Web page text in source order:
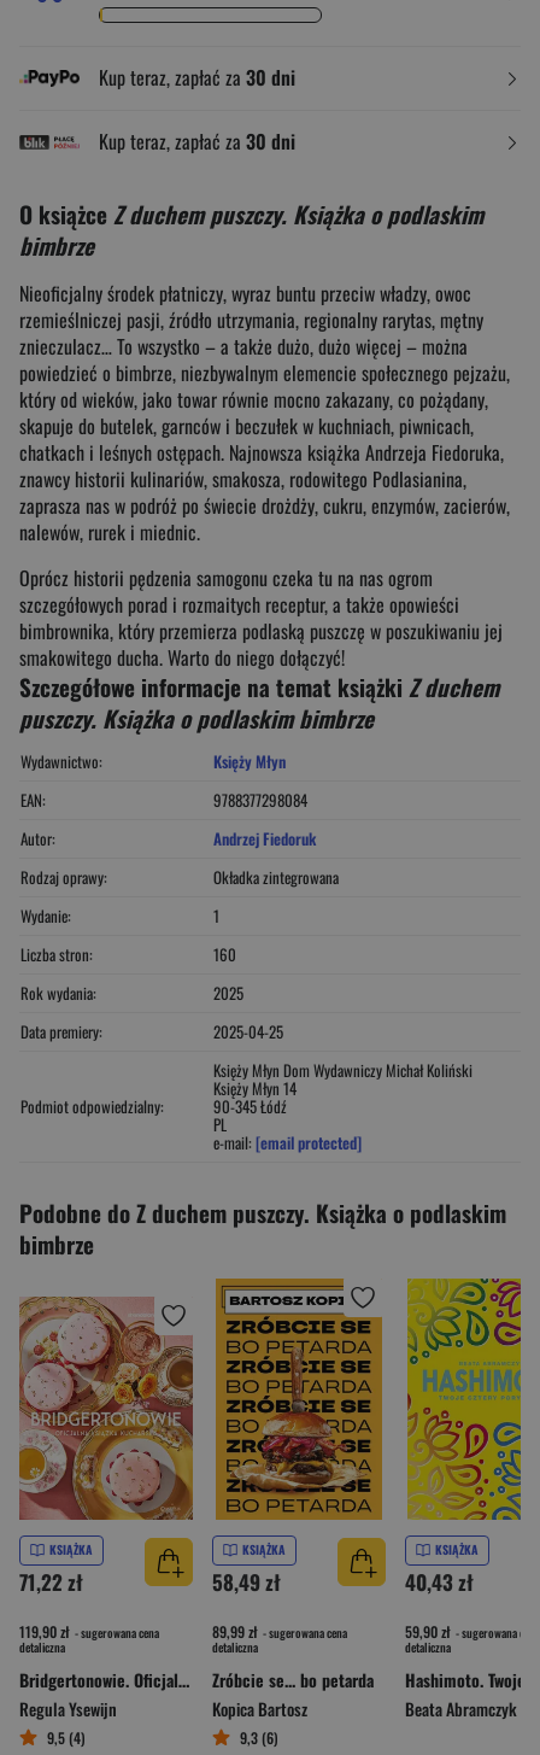
Kup teraz, zapłać za 30 dni
Kup teraz, zapłać za 30 dni
O książce Z duchem puszczy. Książka o podlaskim
bimbrze
Nieoficjalny środek płatniczy, wyraz buntu przeciw władzy, owoc
rzemieślniczej pasji, źródło utrzymania, regionalny rarytas, mętny
znieczulacz… To wszystko – a także dużo, dużo więcej – można
powiedzieć o bimbrze, niezbywalnym elemencie społecznego pejzażu,
który od wieków, jako towar równie mocno zakazany, co pożądany,
skapuje do butelek, garnców i beczułek w kuchniach, piwnicach,
chatkach i leśnych ostępach. Najnowsza książka Andrzeja Fiedoruka,
znawcy historii kulinariów, smakosza, rodowitego Podlasianina,
zaprasza nas w podróż po świecie drożdży, cukru, enzymów, zacierów,
nalewów, rurek i miednic.
Oprócz historii pędzenia samogonu czeka tu na nas ogrom
szczegółowych porad i rozmaitych receptur, a także opowieści
bimbrownika, który przemierza podlaską puszczę w poszukiwaniu jej
smakowitego ducha. Warto do niego dołączyć!
Szczegółowe informacje na temat książki Z duchem
puszczy. Książka o podlaskim bimbrze
Wydawnictwo:
Księży Młyn
EAN:
9788377298084
Autor:
Andrzej Fiedoruk
Rodzaj oprawy:
Okładka zintegrowana
Wydanie:
1
Liczba stron:
160
Rok wydania:
2025
Data premiery:
2025-04-25
Podmiot odpowiedzialny:
Księży Młyn Dom Wydawniczy Michał Koliński
Księży Młyn 14
90-345 Łódź
PL
e-mail: [email protected]
Podobne do Z duchem puszczy. Książka o podlaskim
bimbrze
KSIĄŻKA
71,22 zł
119,90 zł - sugerowana cena
detaliczna
Bridgertonowie. Oficjalna książka kucharska
Regula Ysewijn
9,5 (4)
KSIĄŻKA
58,49 zł
89,99 zł - sugerowana cena
detaliczna
Zróbcie se... bo petarda
Kopica Bartosz
9,3 (6)
KSIĄŻKA
40,43 zł
59,90 zł - sugerowana cena
detaliczna
Beata Abramczyk